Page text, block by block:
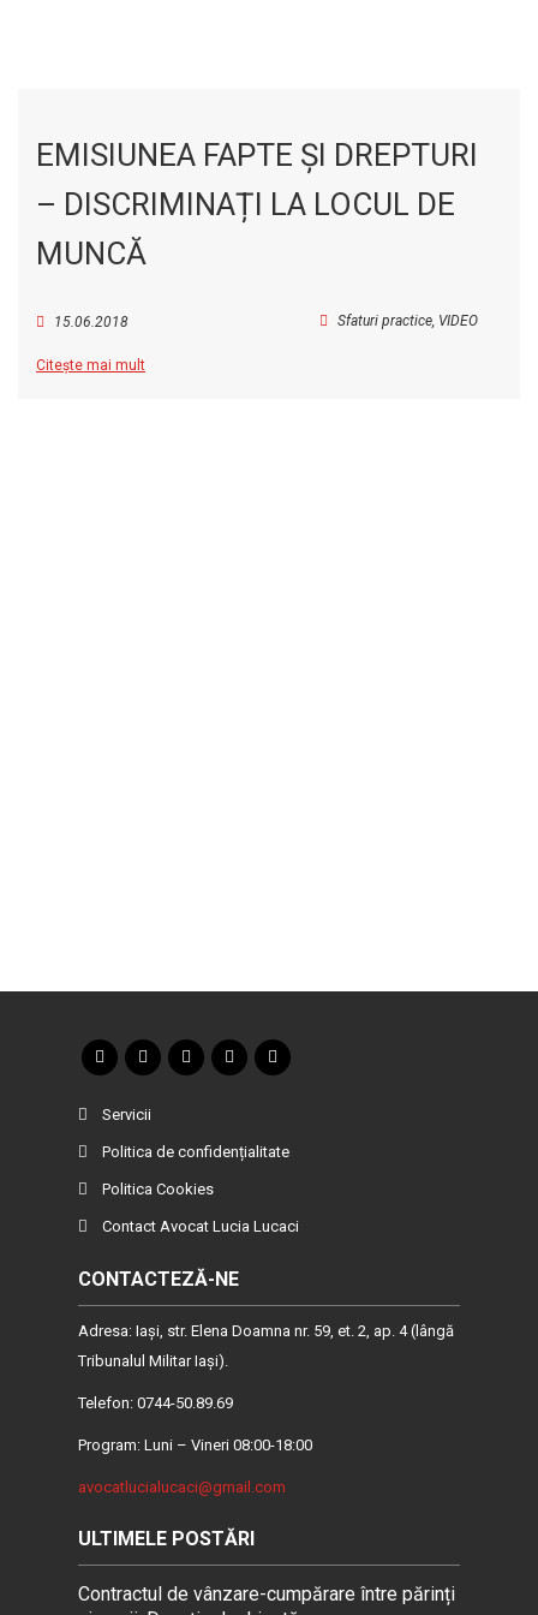
EMISIUNEA FAPTE ȘI DREPTURI
– DISCRIMINAȚI LA LOCUL DE
MUNCĂ
15.06.2018 Sfaturi practice, VIDEO
Citește mai mult
Servicii
Politica de confidențialitate
Politica Cookies
Contact Avocat Lucia Lucaci
CONTACTEZĂ-NE
Adresa: Iaşi, str. Elena Doamna nr. 59, et. 2, ap. 4 (lângă
Tribunalul Militar Iaşi).
Telefon: 0744-50.89.69
Program: Luni – Vineri 08:00-18:00
avocatlucialucaci@gmail.com
ULTIMELE POSTĂRI
Contractul de vânzare-cumpărare între părinți